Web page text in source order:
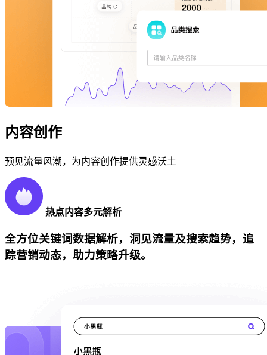
内容创作
预见流量风潮，为内容创作提供灵感沃土
热点内容多元解析
全方位关键词数据解析，洞见流量及搜索趋势，追
踪营销动态，助力策略升级。